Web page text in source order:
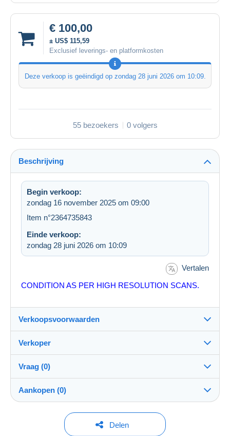
€ 100,00
± US$ 115,59
Exclusief leverings- en platformkosten
Deze verkoop is geëindigd op zondag 28 juni 2026 om 10:09.
55 bezoekers 0 volgers
Beschrijving
Begin verkoop:
zondag 16 november 2025 om 09:00
Item n°2364735843
Einde verkoop:
zondag 28 juni 2026 om 10:09
Vertalen
CONDITION AS PER HIGH RESOLUTION SCANS.
Verkoopsvoorwaarden
Details van de verkoopvoorwaarden
Verzending na betaling binnen 7 dagen
Verkoper
costastsiftsopoulos100%(3110x)
Winkel
Vraag (0)
Om een vraag te stellen moet u een sessie
Aankopen (0)
Laatste actualisering: 10:09:18
Delen